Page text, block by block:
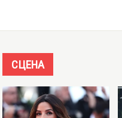
СЦЕНА